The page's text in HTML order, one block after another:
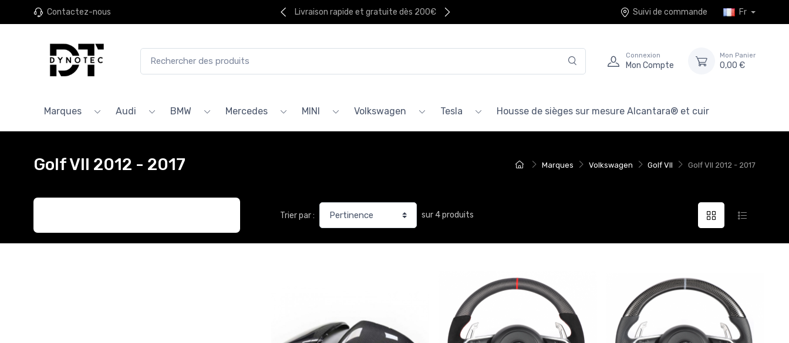
Contactez-nous Livraison rapide et gratuite dès 200€ Suivi de commande Fr
Connexion
Mon Compte
Mon Panier
0,00 €
Marques Audi BMW Mercedes MINI Volkswagen Tesla Housse de sièges sur mesure Alcantara® et cuir
Marques Volkswagen Golf VII Golf VII 2012 - 2017
Golf VII 2012 - 2017
Trier par : sur 4 produits